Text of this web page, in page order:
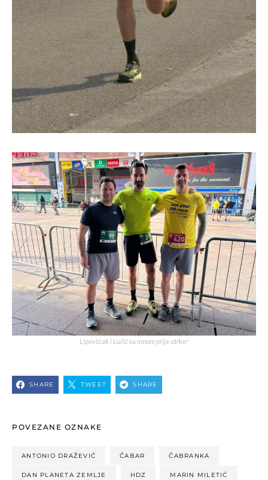
Lipovšćak i Lučić sa mnom prije utrke!
SHARE TWEET SHARE
POVEZANE OZNAKE
ANTONIO DRAŽEVIĆ ČABAR ČABRANKA
DAN PLANETA ZEMLJE HDZ MARIN MILETIĆ